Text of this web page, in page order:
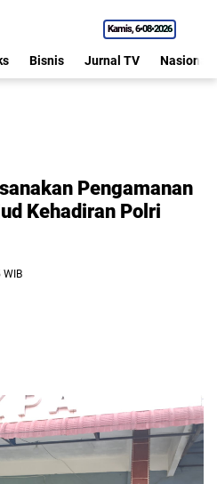
Kamis 6•08•2026
Bisnis Jurnal TV Nasional
Pengamanan
Kehadiran Polri
WIB